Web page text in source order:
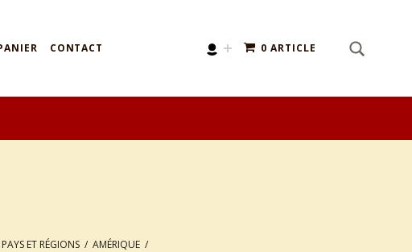
CONTACT 0 ARTICLE Search for:
ET RÉGIONS / AMÉRIQUE /